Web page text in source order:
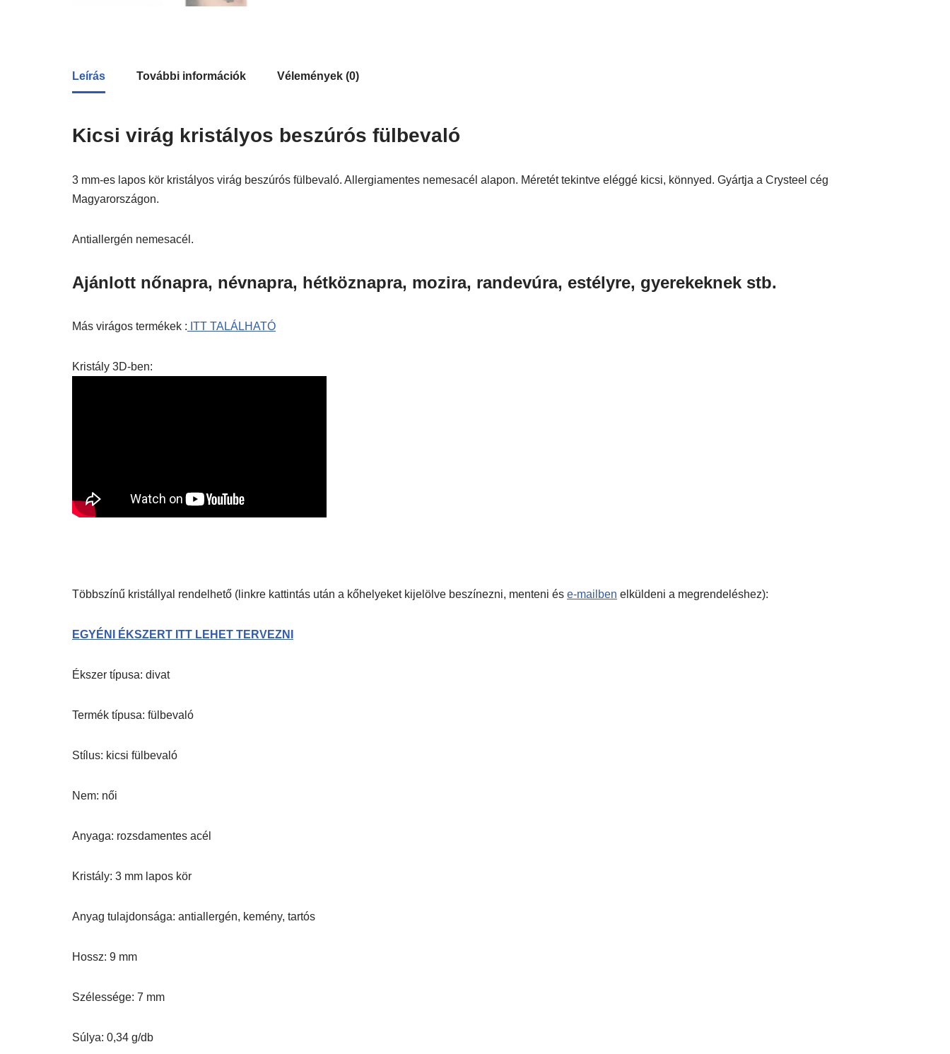
Leírás További információk Vélemények (0)
Kicsi virág kristályos beszúrós fülbevaló
3 mm-es lapos kör kristályos virág beszúrós fülbevaló. Allergiamentes nemesacél alapon. Méretét tekintve eléggé kicsi, könnyed. Gyártja a Crysteel cég
Magyarországon.
Antiallergén nemesacél.
Ajánlott nőnapra, névnapra, hétköznapra, mozira, randevúra, estélyre, gyerekeknek stb.
Más virágos termékek : ITT TALÁLHATÓ
Kristály 3D-ben:
Többszínű kristállyal rendelhető (linkre kattintás után a kőhelyeket kijelölve beszínezni, menteni és e-mailben elküldeni a megrendeléshez):
EGYÉNI ÉKSZERT ITT LEHET TERVEZNI
Ékszer típusa: divat
Termék típusa: fülbevaló
Stílus: kicsi fülbevaló
Nem: női
Anyaga: rozsdamentes acél
Kristály: 3 mm lapos kör
Anyag tulajdonsága: antiallergén, kemény, tartós
Hossz: 9 mm
Szélessége: 7 mm
Súlya: 0,34 g/db